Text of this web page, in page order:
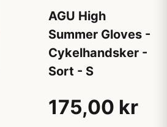
AGU High
Summer Gloves -
Cykelhandsker -
Sort - S
175,00 kr